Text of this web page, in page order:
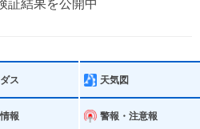
証結果を公開中
ス 天気図
報 警報・注意報